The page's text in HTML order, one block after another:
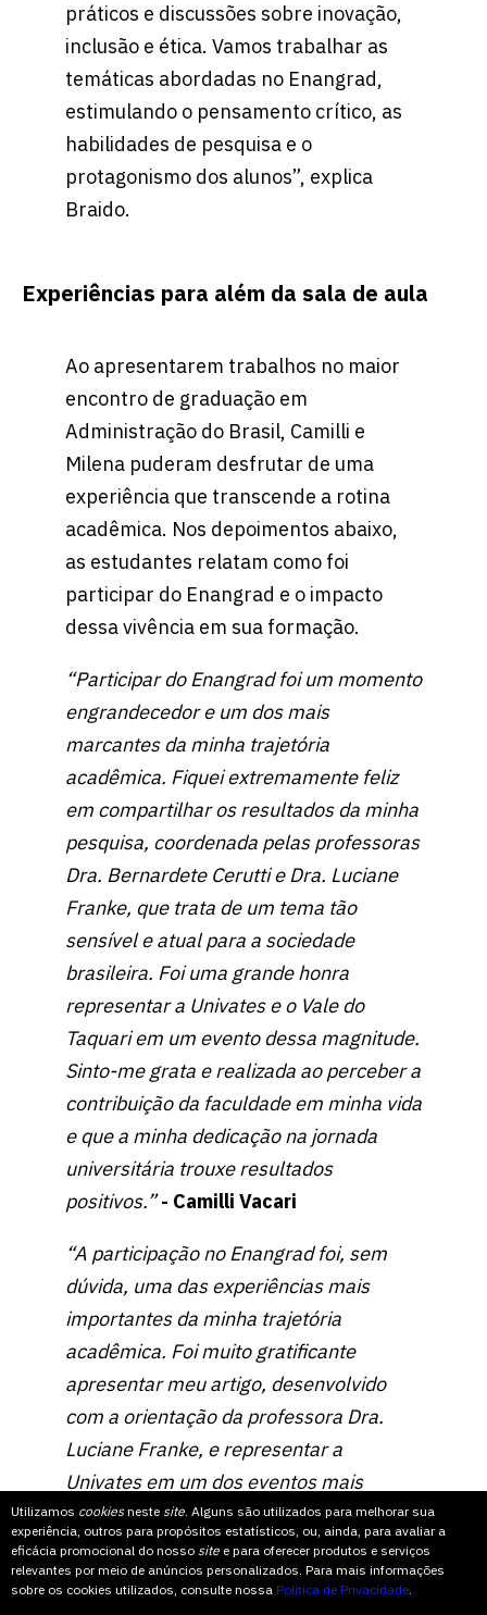
Utilizamos cookiesneste site. Alguns são utilizados para melhorar sua
experiência, outros para propósitos estatísticos, ou, ainda, para avaliar a
eficácia promocional do nosso site e para oferecer produtos e serviços
relevantes por meio de anúncios personalizados. Para mais informações
sobre os cookies utilizados, consulte nossa Política de Privacidade.
práticos e discussões sobre inovação,
inclusão e ética. Vamos trabalhar as
temáticas abordadas no Enangrad,
estimulando o pensamento crítico, as
habilidades de pesquisa e o
protagonismo dos alunos”, explica
Braido.
Experiências para além da sala de aula
Ao apresentarem trabalhos no maior
encontro de graduação em
Administração do Brasil, Camilli e
Milena puderam desfrutar de uma
experiência que transcende a rotina
acadêmica. Nos depoimentos abaixo,
as estudantes relatam como foi
participar do Enangrad e o impacto
dessa vivência em sua formação.
“Participar do Enangrad foi um momento
engrandecedor e um dos mais
marcantes da minha trajetória
acadêmica. Fiquei extremamente feliz
em compartilhar os resultados da minha
pesquisa, coordenada pelas professoras
Dra. Bernardete Cerutti e Dra. Luciane
Franke, que trata de um tema tão
sensível e atual para a sociedade
brasileira. Foi uma grande honra
representar a Univates e o Vale do
Taquari em um evento dessa magnitude.
Sinto-me grata e realizada ao perceber a
contribuição da faculdade em minha vida
e que a minha dedicação na jornada
universitária trouxe resultados
positivos.” - Camilli Vacari
“A participação no Enangrad foi, sem
dúvida, uma das experiências mais
importantes da minha trajetória
acadêmica. Foi muito gratificante
apresentar meu artigo, desenvolvido
com a orientação da professora Dra.
Luciane Franke, e representar a
Univates em um dos eventos mais
importantes da Administração. Além
disso, pude acompanhar a apresentação
de outros estudantes da área, o que